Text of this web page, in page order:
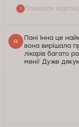
й фахівця та
професійний
Служба
Показати
Пані Інна це
вона вирішала
лікарів багато
мені! Дуже дякую